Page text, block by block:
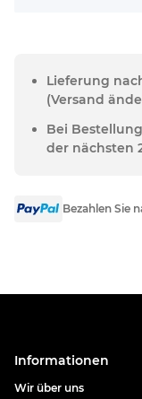
Lieferung
(Versand
Bei
der nächsten
Bezahlen Sie
Informationen
Wir über uns